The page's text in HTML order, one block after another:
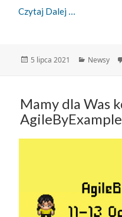
Czytaj Dalej
Data
5 lipca 2021 Kategorie
Newsy
Mamy dla Was